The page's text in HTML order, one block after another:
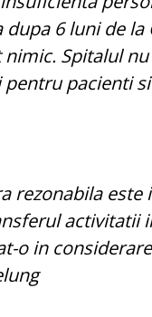
dupa 6 luni de la
Spitalul
pacienti
rezonabila este
activitatii
o in